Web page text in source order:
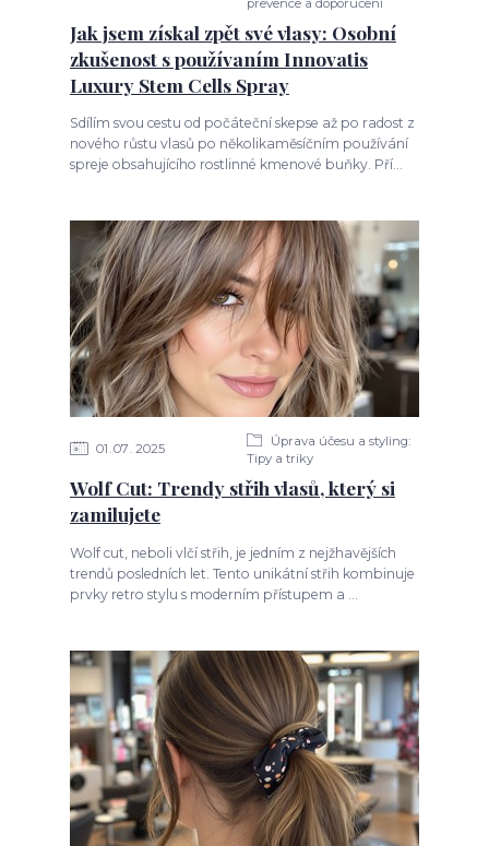
Jak jsem získal zpět své vlasy: Osobní
zkušenost s používaním Innovatis
Luxury Stem Cells Spray
Sdílím svou cestu od počáteční skepse až po radost z
nového růstu vlasů po několikaměsíčním používání
spreje obsahujícího rostlinné kmenové buňky. Pří...
01 07 2025
Úprava účesu a styling:
Tipy a triky
Wolf Cut: Trendy střih vlasů, který si
zamilujete
Wolf cut, neboli vlčí střih, je jedním z nejžhavějších
trendů posledních let. Tento unikátní střih kombinuje
prvky retro stylu s moderním přístupem a ...